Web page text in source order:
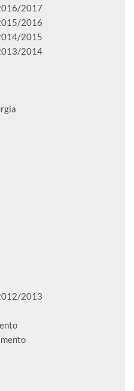
2017
2016
2015
2014
2013